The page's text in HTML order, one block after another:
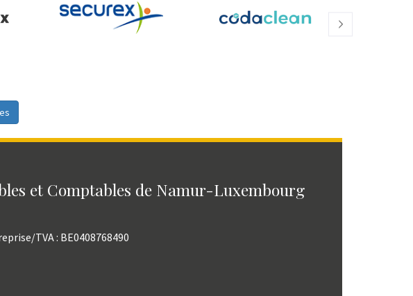
et Comptables de Namur-Luxembourg
TVA : BE0408768490